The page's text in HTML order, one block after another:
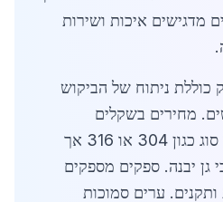
מדגישים איכות ושירות
כוללת ניתוח של הביקוש
מחירים בשקלים
לנירוסטה משתנים לפי סוג כגון 304 או 316 אך
גן יבנה. ספקים מספקים
ערים סמוכות